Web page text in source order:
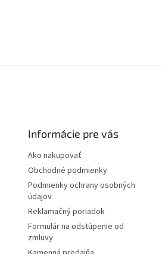
Informácie pre vás
Ako nakupovať
Obchodné podmienky
Podmienky ochrany osobných
údajov
Reklamačný poriadok
Formulár na odstúpenie od
zmluvy